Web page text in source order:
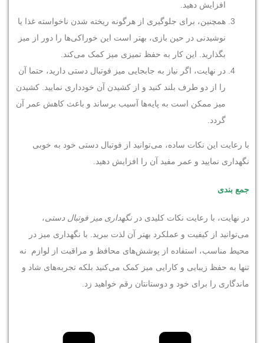
افزایش دهید.
همچنین، برای جلوگیری از هرگونه ریخته شدن ناخواسته غذا یا
نوشیدنی در حین بازی، بهتر است این خوراکی‌ها را دور از میز
بگذارید. این کار به حفظ تمیزی میز کمک می‌کند.
در نهایت، اگر نیاز به جابجایی میز فوتبال دستی دارید، حتما آن
را از دو طرف بلند کنید و از کشیدن آن خودداری نمایید. کشیدن
میز ممکن است به پایه‌ها آسیب برساند و باعث کاهش عمر آن
گردد.
با رعایت این نکات ساده، می‌توانید از فوتبال دستی خود به خوبی
نگهداری نمایید و عمر مفید آن را افزایش دهید.
جمع بندی
در نهایت، با رعایت نکات کلیدی در نگهداری میز فوتبال دستی،
می‌توانید از کیفیت و عملکرد بهتر آن لذت ببرید. با نگهداری میز در
محیط مناسب، استفاده از پوشش‌های محافظ و مراقبت از لوازم نه
تنها به حفظ زیبایی و کارایی میز کمک می‌کنید بلکه تجربه‌های شاد و
ماندگاری را برای خود و دوستانتان رقم خواهید زد.